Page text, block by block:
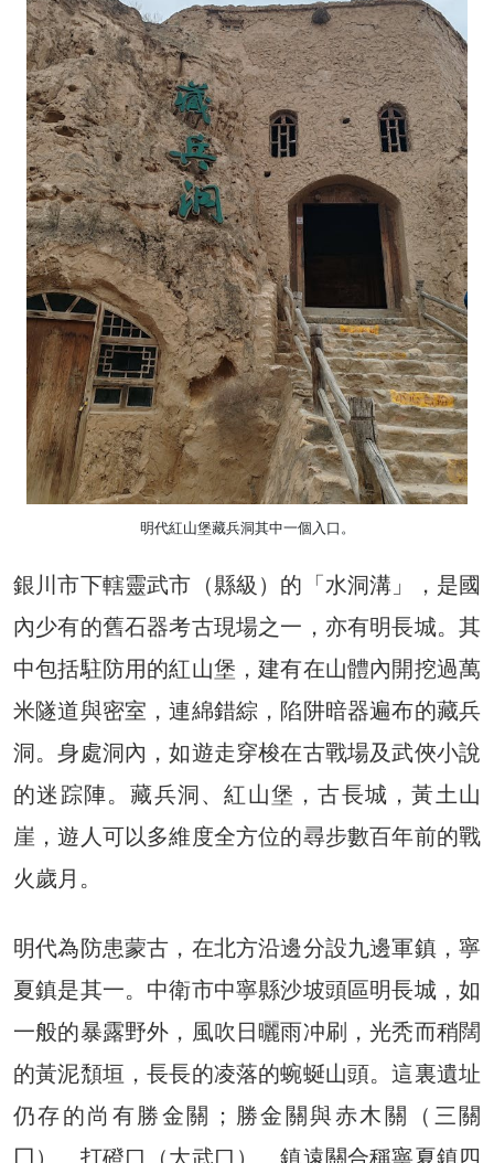
明代紅山堡藏兵洞其中一個入口。
銀川市下轄靈武市（縣級）的「水洞溝」，是國
內少有的舊石器考古現場之一，亦有明長城。其
中包括駐防用的紅山堡，建有在山體內開挖過萬
米隧道與密室，連綿錯綜，陷阱暗器遍布的藏兵
洞。身處洞內，如遊走穿梭在古戰場及武俠小說
的迷踪陣。藏兵洞、紅山堡，古長城，黃土山
崖，遊人可以多維度全方位的尋步數百年前的戰
火歲月。
明代為防患蒙古，在北方沿邊分設九邊軍鎮，寧
夏鎮是其一。中衛市中寧縣沙坡頭區明長城，如
一般的暴露野外，風吹日曬雨冲刷，光秃而稍闊
的黃泥頹垣，長長的凌落的蜿蜒山頭。這裏遺址
仍存的尚有勝金關；勝金關與赤木關（三關
囗）、打磴口（大武口）、鎮遠關合稱寧夏鎮四